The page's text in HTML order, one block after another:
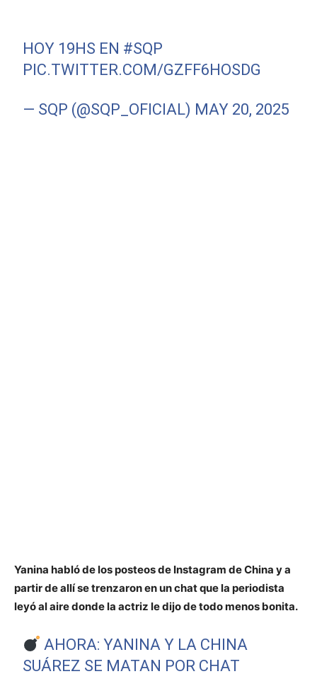
HOY 19HS EN #SQP
PIC.TWITTER.COM/GZFF6HOSDG
— SQP (@SQP_OFICIAL) MAY 20, 2025
Yanina habló de los posteos de Instagram de China y a
partir de allí se trenzaron en un chat que la periodista
leyó al aire donde la actriz le dijo de todo menos bonita.
AHORA: YANINA Y LA CHINA
SUÁREZ SE MATAN POR CHAT